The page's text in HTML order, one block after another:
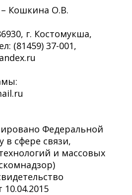
Кошкина О.В.
г. Костомукша,
(81459) 37-001,
Федеральной
в сфере связи,
и массовых